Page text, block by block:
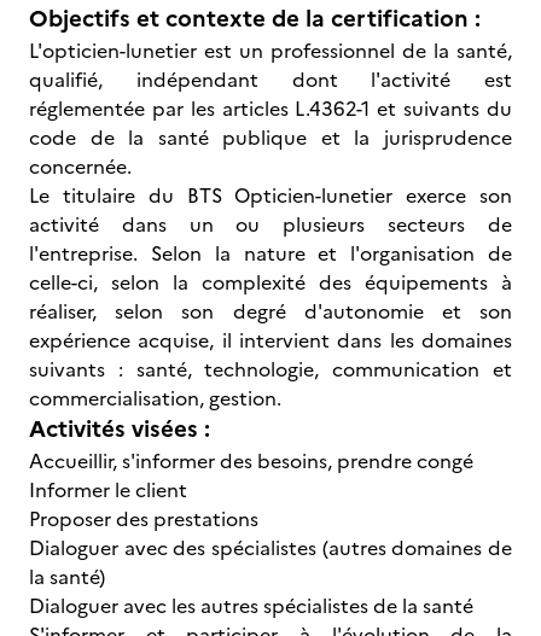
Objectifs et contexte de la certification :
L'opticien-lunetier est un professionnel de la santé,
qualifié, indépendant dont l'activité est
réglementée par les articles L.4362-1 et suivants du
code de la santé publique et la jurisprudence
concernée.
Le titulaire du BTS Opticien-lunetier exerce son
activité dans un ou plusieurs secteurs de
l'entreprise. Selon la nature et l'organisation de
celle-ci, selon la complexité des équipements à
réaliser, selon son degré d'autonomie et son
expérience acquise, il intervient dans les domaines
suivants : santé, technologie, communication et
commercialisation, gestion.
Activités visées :
Accueillir, s'informer des besoins, prendre congé
Informer le client
Proposer des prestations
Dialoguer avec des spécialistes (autres domaines de
la santé)
Dialoguer avec les autres spécialistes de la santé